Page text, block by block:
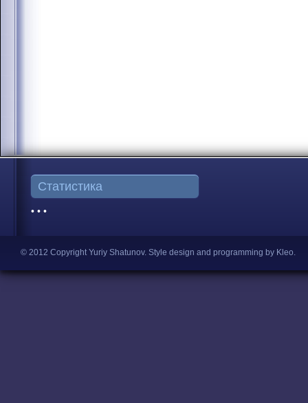
Статистика
• • •
© 2012 Copyright Yuriy Shatunov. Style design and programming by Kleo.